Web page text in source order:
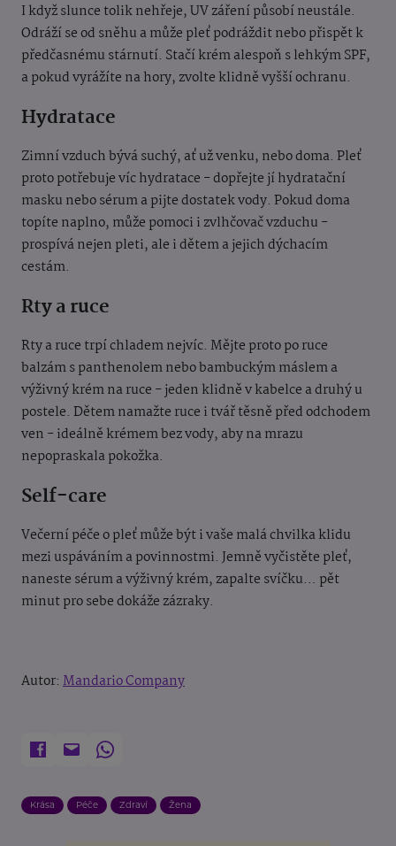
I když slunce tolik nehřeje, UV záření působí neustále.
Odráží se od sněhu a může pleť podráždit nebo přispět k
předčasnému stárnutí. Stačí krém alespoň s lehkým SPF,
a pokud vyrážíte na hory, zvolte klidně vyšší ochranu.
Hydratace
Zimní vzduch bývá suchý, ať už venku, nebo doma. Pleť
proto potřebuje víc hydratace - dopřejte jí hydratační
masku nebo sérum a pijte dostatek vody. Pokud doma
topíte naplno, může pomoci i zvlhčovač vzduchu -
prospívá nejen pleti, ale i dětem a jejich dýchacím
cestám.
Rty a ruce
Rty a ruce trpí chladem nejvíc. Mějte proto po ruce
balzám s panthenolem nebo bambuckým máslem a
výživný krém na ruce - jeden klidně v kabelce a druhý u
postele. Dětem namažte ruce i tvář těsně před odchodem
ven - ideálně krémem bez vody, aby na mrazu
nepopraskala pokožka.
Self-care
Večerní péče o pleť může být i vaše malá chvilka klidu
mezi uspáváním a povinnostmi. Jemně vyčistěte pleť,
naneste sérum a výživný krém, zapalte svíčku… pět
minut pro sebe dokáže zázraky.
Autor: Mandario Company
Krása Péče Zdraví Žena